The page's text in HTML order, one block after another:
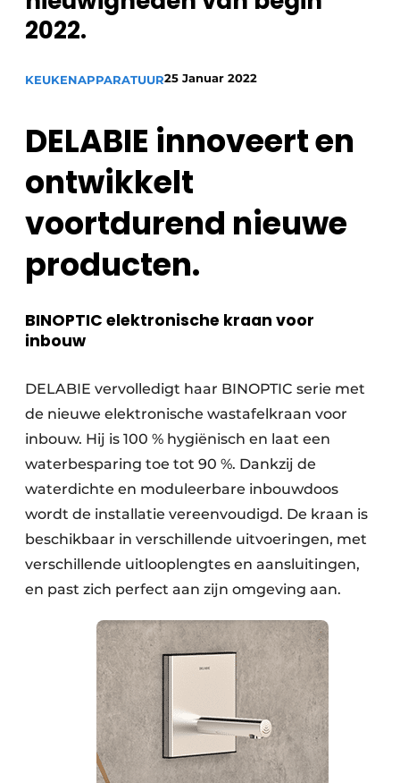
Privacy / Cookie statement
Vacature aanmelden
2022.
KEUKENAPPARATUUR25 Januar 2022
DELABIE innoveert en
ontwikkelt
voortdurend nieuwe
producten.
BINOPTIC elektronische kraan voor
inbouw
DELABIE vervolledigt haar BINOPTIC serie met
de nieuwe elektronische wastafelkraan voor
inbouw. Hij is 100 % hygiënisch en laat een
waterbesparing toe tot 90 %. Dankzij de
waterdichte en moduleerbare inbouwdoos
wordt de installatie vereenvoudigd. De kraan is
beschikbaar in verschillende uitvoeringen, met
verschillende uitlooplengtes en aansluitingen,
en past zich perfect aan zijn omgeving aan.